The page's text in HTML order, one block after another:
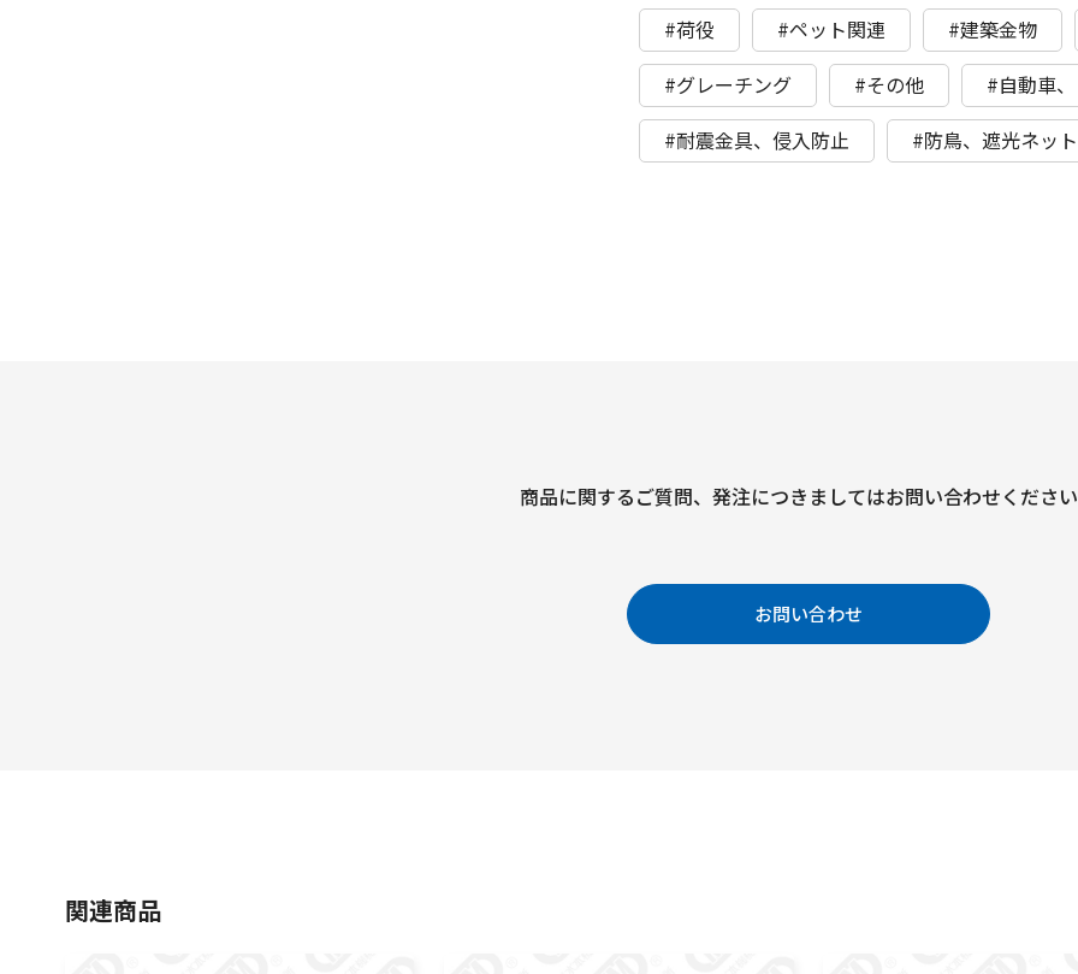
#荷役 #ペット関連
#建築金物
#グレーチング
#その他
#自動車
#耐震金具、侵入防止
#防鳥、遮光ネット
商品に関するご質問、 発注につきましてはお問い合わせくださ
お問い合わせ
関連商品